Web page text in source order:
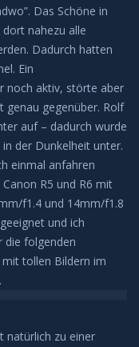
Das Schöne in
nahezu alle
Dadurch hatten
Ein
noch aktiv, störte aber
genau gegenüber. Rolf
auf – dadurch wurde
der Dunkelheit unter.
einmal anfahren
R5 und R6 mit
f1.4 und 14mm/f1.8
und ich
die folgenden
tollen Bildern im
natürlich zu einer